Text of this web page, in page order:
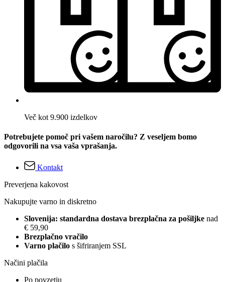
Več kot 9.900 izdelkov
Potrebujete pomoč pri vašem naročilu? Z veseljem bomo
odgovorili na vsa vaša vprašanja.
Kontakt
Preverjena kakovost
Nakupujte varno in diskretno
Slovenija: standardna dostava brezplačna za pošiljke nad
€ 59,90
Brezplačno vračilo
Varno plačilo s šifriranjem SSL
Načini plačila
Po povzetju